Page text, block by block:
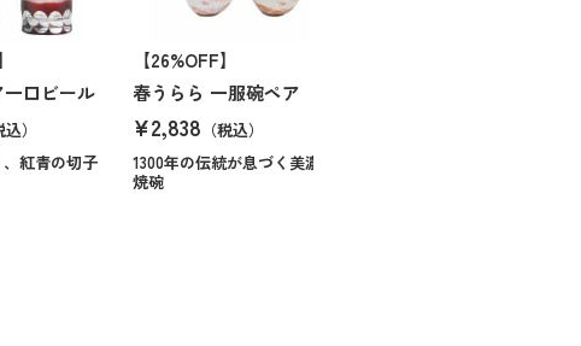
口ビール
込）
紅青の切子
【26%OFF】
春うらら 一服碗ペア
¥2,838 （税込）
1300年の伝統が息づく美濃
焼碗